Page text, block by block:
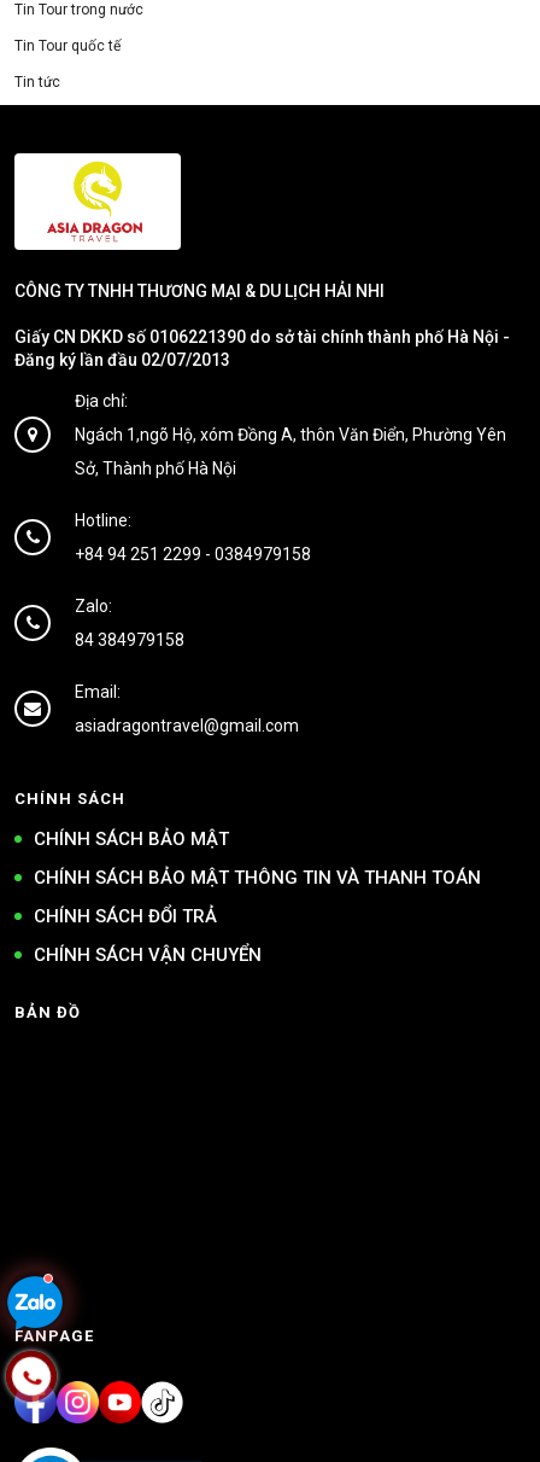
Tin Tour trong nước
Tin Tour quốc tế
Tin tức
CÔNG TY TNHH THƯƠNG MẠI & DU LỊCH HẢI NHI
Giấy CN DKKD số 0106221390 do sở tài chính thành phố Hà Nội -
Đăng ký lần đầu 02/07/2013
Địa chỉ:
Ngách 1,ngõ Hộ, xóm Đồng A, thôn Văn Điển, Phường Yên
Sở, Thành phố Hà Nội
Hotline:
+84 94 251 2299 - 0384979158
Zalo:
84 384979158
Email:
asiadragontravel@gmail.com
CHÍNH SÁCH
CHÍNH SÁCH BẢO MẬT
CHÍNH SÁCH BẢO MẬT THÔNG TIN VÀ THANH TOÁN
CHÍNH SÁCH ĐỔI TRẢ
CHÍNH SÁCH VẬN CHUYỂN
BẢN ĐỒ
FANPAGE